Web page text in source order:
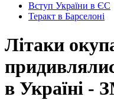
Вступ України в ЄС
Теракт в Барселоні
Літаки
в Україні -